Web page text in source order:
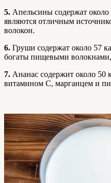
5. Апельсины содержат
являются отличным
волокон.
6. Груши содержат около 57
богаты пищевыми
7. Ананас содержит около 50
витамином C, марганцем и